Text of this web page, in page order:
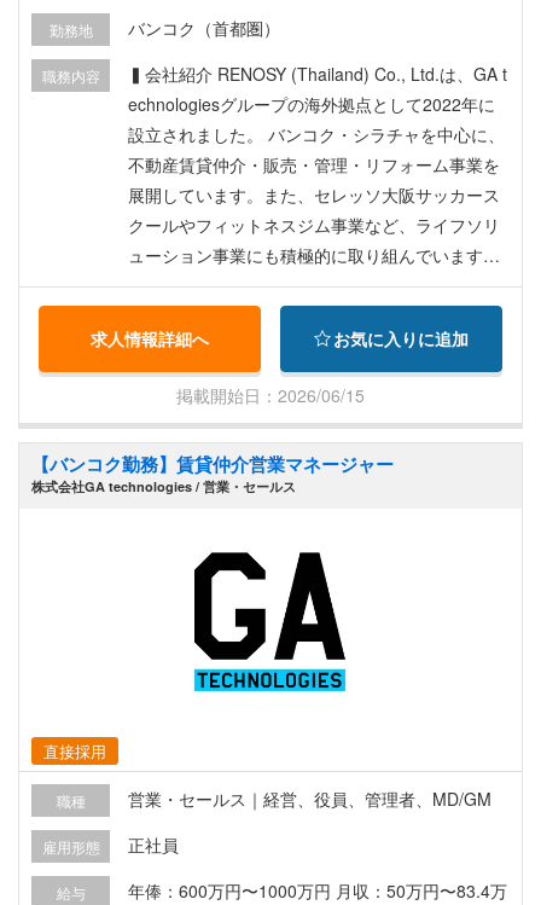
勤務地 バンコク（首都圏）
職務内容
▍会社紹介 RENOSY (Thailand) Co., Ltd.は、GA t
echnologiesグループの海外拠点として2022年に
設立されました。 バンコク・シラチャを中心に、
不動産賃貸仲介・販売・管理・リフォーム事業を
展開しています。また、セレッソ大阪サッカース
クールやフィットネスジム事業など、ライフソリ
ューション事業にも積極的に取り組んでいます。
「テクノロジー × 不動産」で新しい価値を提供
し、海外においてもRENOSYブランドの拡大を目
指しています。 ▍業務内容 バンコクを中心に不動
産賃貸仲介サービスを展開する当社にて、ご入居
いただいたお客様（主に日系企業の駐在員やその
ご家族）の、入居後のアフターフォローおよび契
約管理をお任せします。 異国の地での生活に不安
を抱えるお客様に寄り添い、快適な暮らしを支え
人経験で培った顧客対応力やホスピタリティを存
分に活かしていただけるポジションです。 【具体
的な業務内容】 ・顧客フォロー・サポート：ご入
居中のお客様からの問い合わせ対応（お部屋の不
具合やトラブル、生活に関するご相談などへの対
ナー（大家）様、修理業者との連携・手配の指示
・契約管理： 入居・退去・更新時の手続き、書類
ご提案：契約更新のタイミングや、家族構成の変
化に合わせた、新しいお部屋探しの追加提案・リ
求人情報詳細へ お気に入りに追加
掲載開始日：2026/06/15
【バンコク勤務】賃貸仲介営業マネージャー
株式会社GA technologies / 営業・セールス
直接採用
職種 営業・セールス｜経営、役員、管理者、MD/GM
雇用形態 正社員
給与
年俸：600万円〜1000万円 月収：50万円〜83.4万